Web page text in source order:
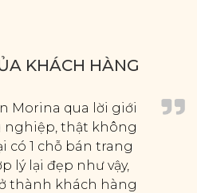
KHÁCH HÀNG
Morina qua lời giới
nghiệp, thật không
có 1 chỗ bán trang
lý lại đẹp như vậy,
thành khách hàng